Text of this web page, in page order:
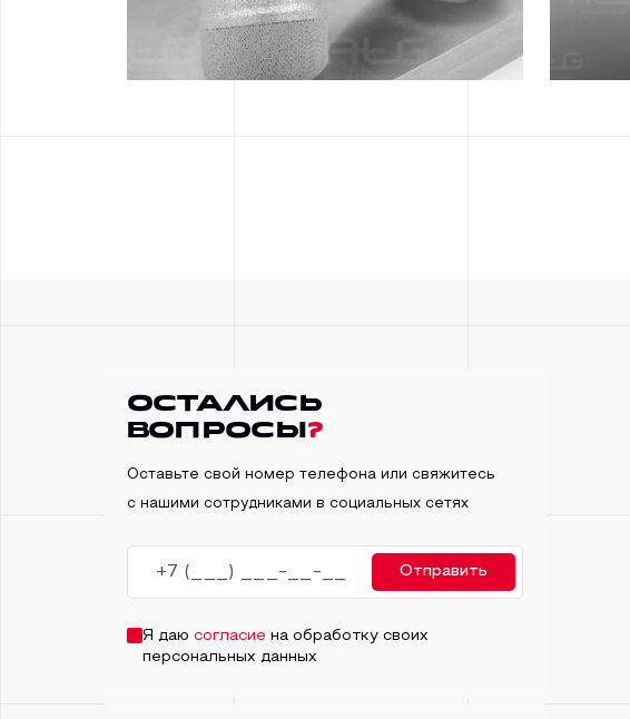
Остались
вопросы ?
Оставьте свой номер телефона или свяжитесь
с нашими сотрудниками в социальных сетях
Отправить
Я даю согласие на обработку своих
персональных данных